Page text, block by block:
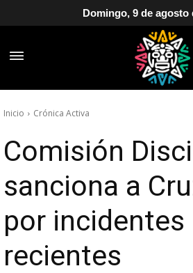
Domingo, 9 de agosto
Inicio Crónica Activa
Comisión
sanciona a
por incidentes
recientes